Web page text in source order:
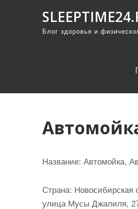
Блог здоровья и
Название: Автомойка,
Страна: Новосибирская
улица Мусы Джалиля,